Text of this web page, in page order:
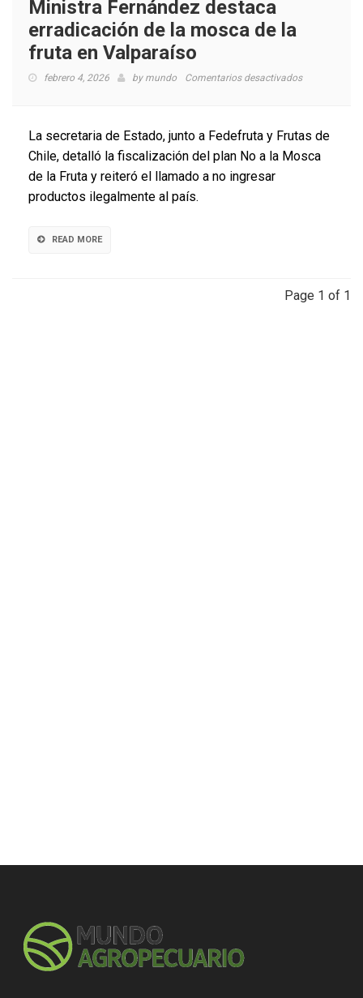
Ministra Fernández destaca
erradicación de la mosca de la
fruta en Valparaíso
febrero 4, 2026 by mundo Comentarios desactivadosen
erradicación
de
La secretaria de Estado, junto a Fedefruta y Frutas de
Chile, detalló la fiscalización del plan No a la Mosca
de la Fruta y reiteró el llamado a no ingresar
productos ilegalmente al país.
READ MORE
Page 1 of 1